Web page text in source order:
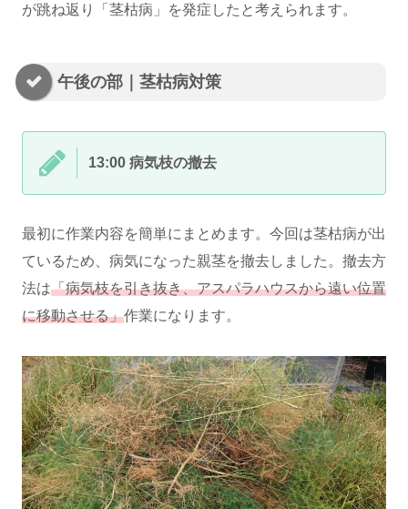
が跳ね返り「茎枯病」を発症したと考えられます。
午後の部｜茎枯病対策
13:00 病気枝の撤去
最初に作業内容を簡単にまとめます。今回は茎枯病が出
ているため、病気になった親茎を撤去しました。撤去方
法は「病気枝を引き抜き、アスパラハウスから遠い位置
に移動させる」作業になります。